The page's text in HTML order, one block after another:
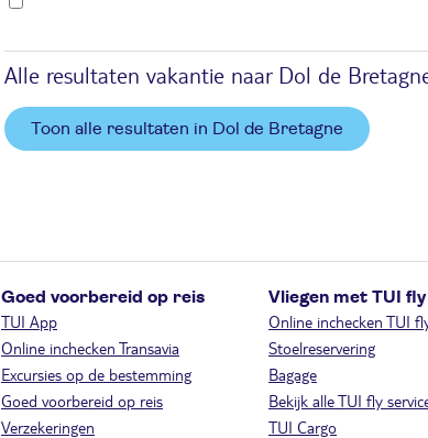
Alle resultaten vakantie naar Dol de
Toon alle resultaten in Dol de Bretagne
Goed voorbereid op reis
TUI App
Online inchecken Transavia
Excursies op de bestemming
Goed voorbereid op reis
Verzekeringen
Vliegen met TUI fly
Online inchecken TUI
Stoelreservering
Bagage
Bekijk alle TUI fly
TUI Cargo